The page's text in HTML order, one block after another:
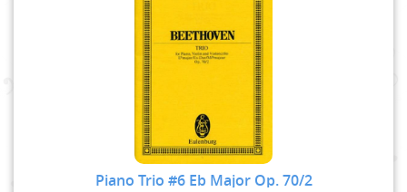
Piano Trio #6 Eb Major Op. 70/2